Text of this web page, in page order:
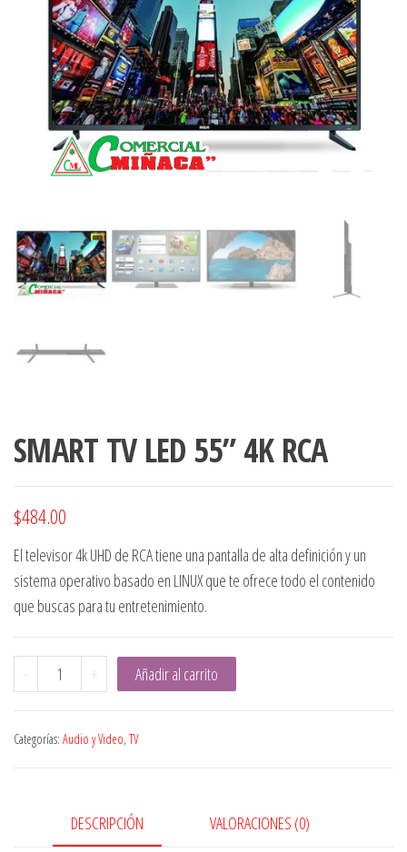
SMART TV LED 55” 4K RCA
$484.00
El televisor 4k UHD de RCA tiene una pantalla de alta definición y un
sistema operativo basado en LINUX que te ofrece todo el contenido
que buscas para tu entretenimiento.
-
SMART
TV
55”
cantidad
+ Añadir al carrito
Categorías: Audio y Video, TV
DESCRIPCIÓN VALORACIONES (0)